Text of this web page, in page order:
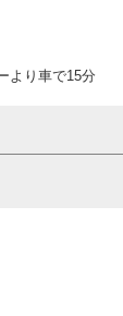
より車で15分